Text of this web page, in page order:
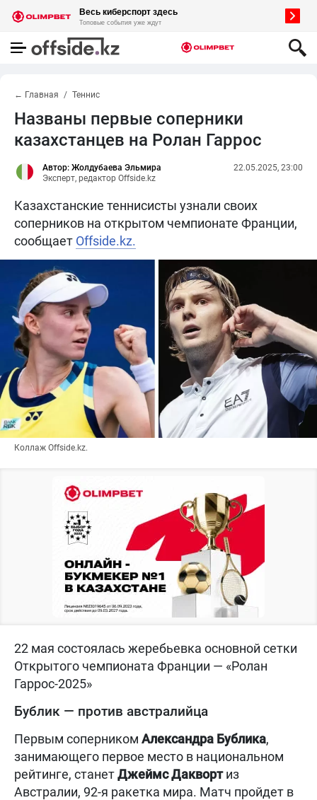
← Главная Теннис
Названы первые соперники
казахстанцев на Ролан Гаррос
Автор: Жолдубаева Эльмира
Эксперт, редактор Offside.kz
22.05.2025, 23:00
Казахстанские теннисисты узнали своих
соперников на открытом чемпионате Франции,
сообщает Offside.kz.
Коллаж Offside.kz.
22 мая состоялась жеребьевка основной сетки
Открытого чемпионата Франции — «Ролан
Гаррос-2025»
Бублик — против австралийца
Первым соперником Александра Бублика,
занимающего первое место в национальном
рейтинге, станетДжеймс Даквортиз
Австралии, 92-я ракетка мира. Матч пройдет в